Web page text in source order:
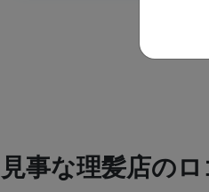
見事な理髪店の